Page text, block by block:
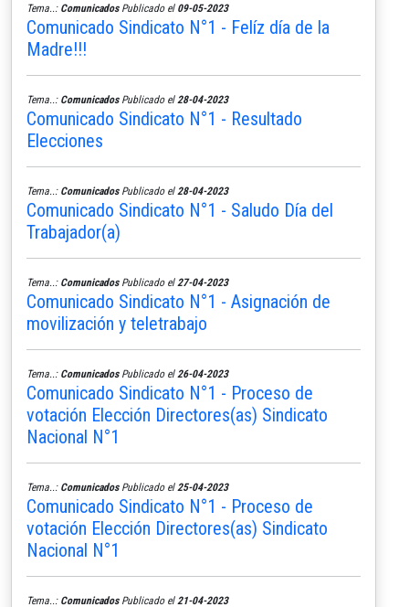
Tema..: ComunicadosPublicado el 09-05-2023
Comunicado Sindicato N°1 - Felíz día de la
Madre!!!
Tema..: ComunicadosPublicado el 28-04-2023
Comunicado Sindicato N°1 - Resultado
Elecciones
Tema..: ComunicadosPublicado el 28-04-2023
Comunicado Sindicato N°1 - Saludo Día del
Trabajador(a)
Tema..: ComunicadosPublicado el 27-04-2023
Comunicado Sindicato N°1 - Asignación de
movilización y teletrabajo
Tema..: ComunicadosPublicado el 26-04-2023
Comunicado Sindicato N°1 - Proceso de
votación Elección Directores(as) Sindicato
Nacional N°1
Tema..: ComunicadosPublicado el 25-04-2023
Comunicado Sindicato N°1 - Proceso de
votación Elección Directores(as) Sindicato
Nacional N°1
Tema..: ComunicadosPublicado el 21-04-2023